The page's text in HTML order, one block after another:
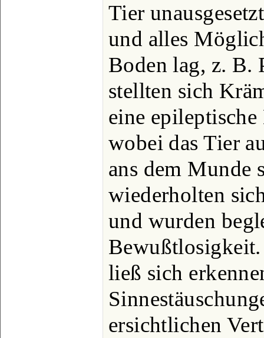
Tier
und alles
Boden lag, z. B.
stellten sich
eine
wobei das Tier
ans dem Munde
wiederholten
und wurden
ließ sich
ersichtlichen